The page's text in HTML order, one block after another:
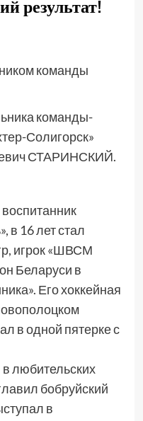
результат!
команды
команды-
Солигорск»
СТАРИНСКИЙ.
в 16 лет стал
игрок «ШВСМ
Беларуси в
Его хоккейная
в одной пятерке с
любительских
бобруйский
в